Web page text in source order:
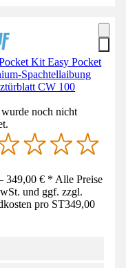
Kit Easy Pocket
Spachtellaibung
CW 100
noch nicht
349,00 € * Alle Preise
und ggf. zzgl.
pro ST349,00